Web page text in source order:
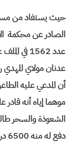
حيث يستفاد من
أن المدعي عليه
موهما إياه أنه